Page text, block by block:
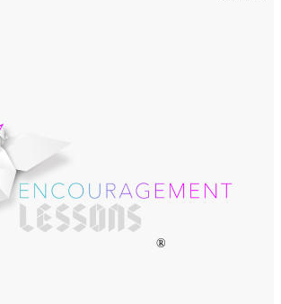
®